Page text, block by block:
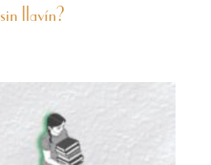
llavín?